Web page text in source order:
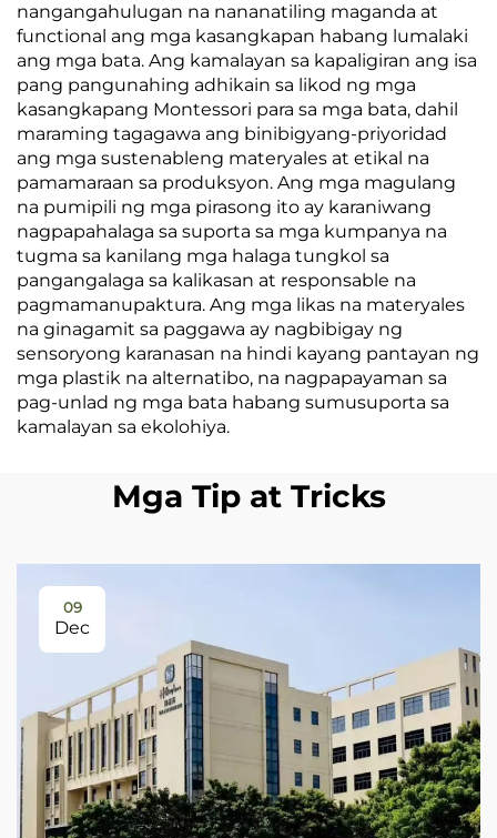
nangangahulugan na nananatiling maganda at
functional ang mga kasangkapan habang lumalaki
ang mga bata. Ang kamalayan sa kapaligiran ang isa
pang pangunahing adhikain sa likod ng mga
kasangkapang Montessori para sa mga bata, dahil
maraming tagagawa ang binibigyang-priyoridad
ang mga sustenableng materyales at etikal na
pamamaraan sa produksyon. Ang mga magulang
na pumipili ng mga pirasong ito ay karaniwang
nagpapahalaga sa suporta sa mga kumpanya na
tugma sa kanilang mga halaga tungkol sa
pangangalaga sa kalikasan at responsable na
pagmamanupaktura. Ang mga likas na materyales
na ginagamit sa paggawa ay nagbibigay ng
sensoryong karanasan na hindi kayang pantayan ng
mga plastik na alternatibo, na nagpapayaman sa
pag-unlad ng mga bata habang sumusuporta sa
kamalayan sa ekolohiya.
Mga Tip at Tricks
09
Dec